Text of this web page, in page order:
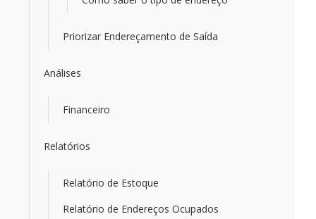
Priorizar Endereçamento de Saída
Análises
Financeiro
Relatórios
Relatório de Estoque
Relatório de Endereços Ocupados